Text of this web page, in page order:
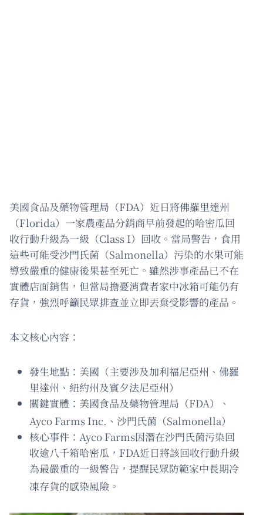
美國食品及藥物管理局（FDA）近日將佛羅里達州
（Florida）一家農產品分銷商早前發起的哈密瓜回
收行動升級為一級（Class I）回收。當局警告，食用
這些可能受沙門氏菌（Salmonella）污染的水果可能
導致嚴重的健康後果甚至死亡。雖然涉事產品已不在
實體店面銷售，但當局擔憂消費者家中冰箱可能仍有
存貨，強烈呼籲民眾排查並立即丟棄受影響的產品。
本文核心內容：
發生地點：美國（主要涉及加利福尼亞州、佛羅
里達州、紐約州及賓夕法尼亞州）
關鍵實體：美國食品及藥物管理局（FDA）、
Ayco Farms Inc.、沙門氏菌（Salmonella）
核心事件：Ayco Farms因潛在沙門氏菌污染回
收逾八千箱哈密瓜，FDA近日將該回收行動升級
為最嚴重的一級警告，提醒民眾防範家中長期冷
凍存貨的感染風險。